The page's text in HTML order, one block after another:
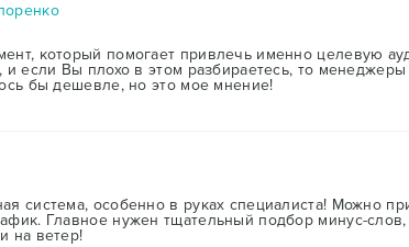
который помогает привлечь именно целевую
и если Вы плохо в этом разбираетесь, то
бы дешевле, но это мое мнение!
система, особенно в руках специалиста! Можно
Главное нужен тщательный подбор минус-
на ветер!